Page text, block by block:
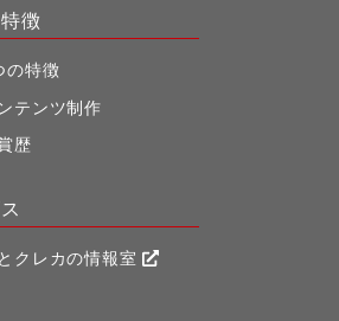
徴
の特徴
テンツ制作
歴
クレカの情報室